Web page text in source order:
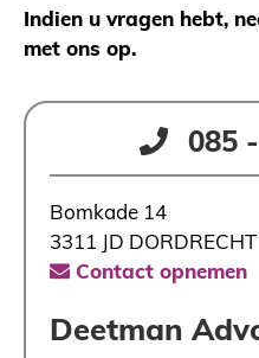
Indien u vragen hebt,
met ons op.
085
Bomkade 14
3311 JD DORDRECHT
Contact opnemen
Deetman